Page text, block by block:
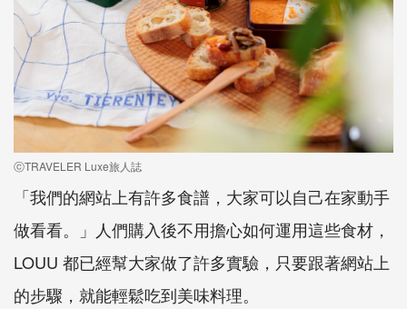
ⓒTRAVELER Luxe旅人誌
「我們的網站上有許多食譜，大家可以自己在家動手
做看看。」人們購入後不用擔心如何運用這些食材，
LOUU 都已經幫大家做了許多實驗，只要跟著網站上
的步驟，就能輕鬆吃到美味料理。